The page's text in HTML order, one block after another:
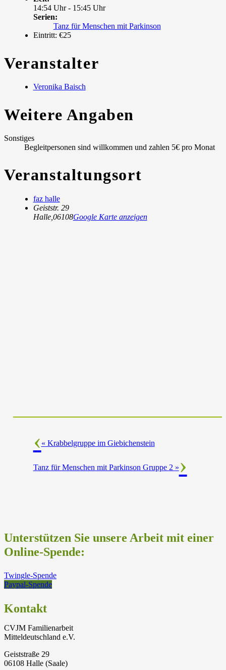
14:54 Uhr - 15:45 Uhr
Serien:
Tanz für Menschen mit Parkinson
Eintritt: €25
Veranstalter
Veronika Baisch
Weitere Angaben
Sonstiges
Begleitpersonen sind willkommen und zahlen 5€ pro Monat
Veranstaltungsort
faz halle
Geiststr. 29
Halle, 06108Google Karte anzeigen
« Krabbelgruppe im Giebichenstein
Tanz für Menschen mit Parkinson Gruppe 2 »
Unterstützen Sie unsere Arbeit mit einer
Online-Spende:
Twingle-Spende
Paypal-Spende
Kontakt
CVJM Familienarbeit
Mitteldeutschland e.V.
Geiststraße 29
06108 Halle (Saale)